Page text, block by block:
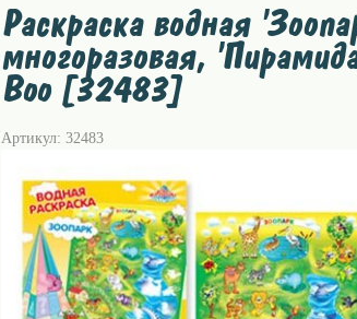
Раскраска водная
многоразовая,
Boo [32483]
Артикул: 32483